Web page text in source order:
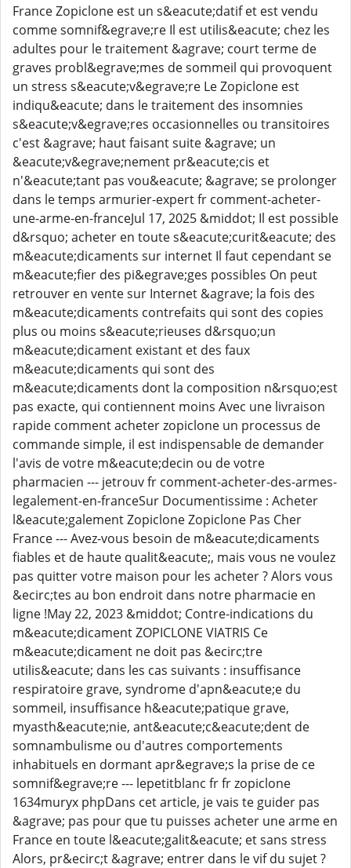
France Zopiclone est un s&eacute;datif et est vendu
comme somnif&egrave;re Il est utilis&eacute; chez les
adultes pour le traitement &agrave; court terme de
graves probl&egrave;mes de sommeil qui provoquent
un stress s&eacute;v&egrave;re Le Zopiclone est
indiqu&eacute; dans le traitement des insomnies
s&eacute;v&egrave;res occasionnelles ou transitoires
c'est &agrave; haut faisant suite &agrave; un
&eacute;v&egrave;nement pr&eacute;cis et
n'&eacute;tant pas vou&eacute; &agrave; se prolonger
dans le temps armurier-expert fr comment-acheter-
une-arme-en-franceJul 17, 2025 &middot; Il est possible
d&rsquo; acheter en toute s&eacute;curit&eacute; des
m&eacute;dicaments sur internet Il faut cependant se
m&eacute;fier des pi&egrave;ges possibles On peut
retrouver en vente sur Internet &agrave; la fois des
m&eacute;dicaments contrefaits qui sont des copies
plus ou moins s&eacute;rieuses d&rsquo;un
m&eacute;dicament existant et des faux
m&eacute;dicaments qui sont des
m&eacute;dicaments dont la composition n&rsquo;est
pas exacte, qui contiennent moins Avec une livraison
rapide comment acheter zopiclone un processus de
commande simple, il est indispensable de demander
l'avis de votre m&eacute;decin ou de votre
pharmacien --- jetrouv fr comment-acheter-des-armes-
legalement-en-franceSur Documentissime : Acheter
l&eacute;galement Zopiclone Zopiclone Pas Cher
France --- Avez-vous besoin de m&eacute;dicaments
fiables et de haute qualit&eacute;, mais vous ne voulez
pas quitter votre maison pour les acheter ? Alors vous
&ecirc;tes au bon endroit dans notre pharmacie en
ligne !May 22, 2023 &middot; Contre-indications du
m&eacute;dicament ZOPICLONE VIATRIS Ce
m&eacute;dicament ne doit pas &ecirc;tre
utilis&eacute; dans les cas suivants : insuffisance
respiratoire grave, syndrome d'apn&eacute;e du
sommeil, insuffisance h&eacute;patique grave,
myasth&eacute;nie, ant&eacute;c&eacute;dent de
somnambulisme ou d'autres comportements
inhabituels en dormant apr&egrave;s la prise de ce
somnif&egrave;re --- lepetitblanc fr fr zopiclone
1634muryx phpDans cet article, je vais te guider pas
&agrave; pas pour que tu puisses acheter une arme en
France en toute l&eacute;galit&eacute; et sans stress
Alors, pr&ecirc;t &agrave; entrer dans le vif du sujet ?